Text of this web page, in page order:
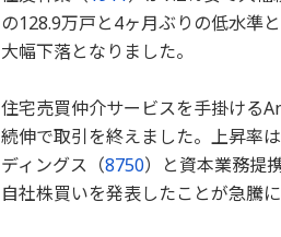
の128.9万戸と4ヶ月ぶりの低水準
大幅下落となりました。
住宅売買仲介サービスを手掛ける
続伸で取引を終えました。上昇率
ディングス（8750）と資本業務提
自社株買いを発表したことが急騰